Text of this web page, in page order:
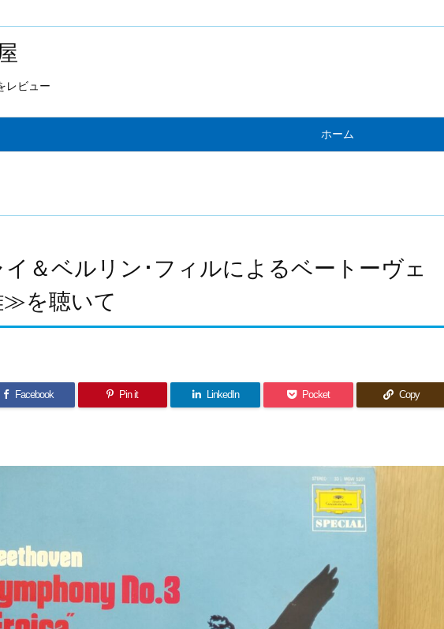
レビュー
ホーム
＆ベルリン･フィルによるベートーヴェ
を聴いて
Facebook Pin it LinkedIn Pocket Copy